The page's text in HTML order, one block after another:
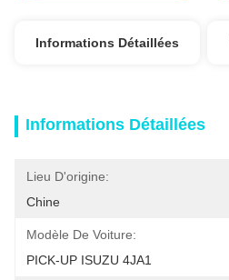
Informations Détaillées
Informations Détaillées
Lieu D'origine:
Chine
Modèle De Voiture:
PICK-UP ISUZU 4JA1